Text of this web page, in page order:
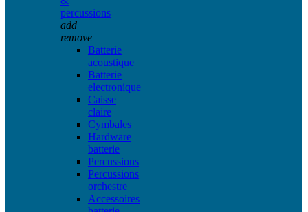
percussions
add
remove
Batterie
acoustique
Batterie
electronique
Caisse
claire
Cymbales
Hardware
batterie
Percussions
Percussions
orchestre
Accessoires